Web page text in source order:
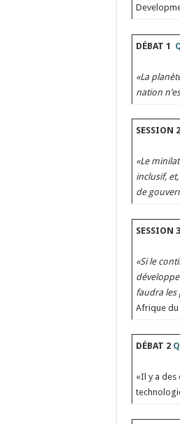
DÉBAT 1
«La
nation
SESSION 2
«Le
inclusif,
de
SESSION 3
«Si le
faudra les
Afrique du
DÉBAT 2
«Il y a des